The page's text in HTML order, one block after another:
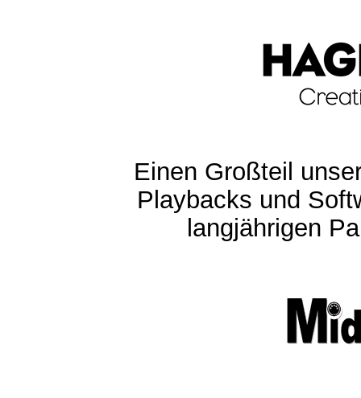
Einen Großteil
Playbacks und
langjährigen